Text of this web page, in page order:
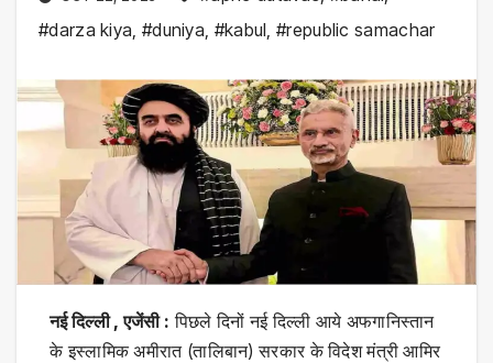
#darza kiya #duniya #kabul ,#republic samachar
नई दिल्ली , एजेंसी : पिछले दिनों नई दिल्ली आये अफगानिस्तान
के इस्लामिक अमीरात (तालिबान) सरकार के विदेश मंत्री आमिर